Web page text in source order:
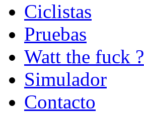
Ciclistas
Pruebas
Watt the fuck ?
Simulador
Contacto